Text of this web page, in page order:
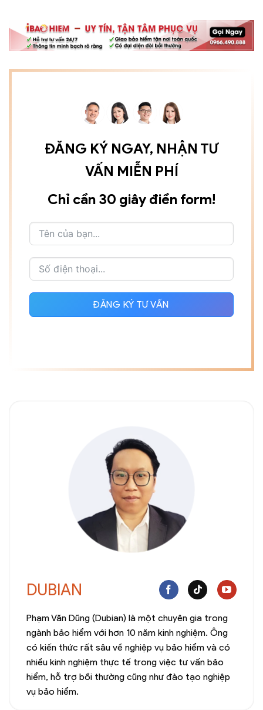
ĐĂNG KÝ NGAY, NHẬN TƯ
VẤN MIỄN PHÍ
Chỉ cần 30 giây điền form!
ĐĂNG KÝ TƯ VẤN
DUBIAN
Phạm Văn Dũng (Dubian) là một chuyên gia trong
ngành bảo hiểm với hơn 10 năm kinh nghiệm. Ông
có kiến thức rất sâu về nghiệp vụ bảo hiểm và có
nhiều kinh nghiệm thực tế trong việc tư vấn bảo
hiểm, hỗ trợ bồi thường cũng như đào tạo nghiệp
vụ bảo hiểm.